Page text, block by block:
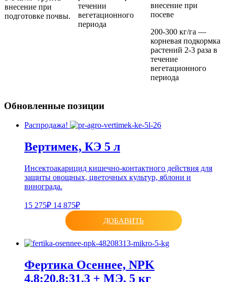
внесение при
подготовке почвы.
течении
вегетационного
периода
внесение при
посеве
200-300 кг/га —
корневая подкормка
растений 2-3 раза в
течение
вегетационного
периода
Обновленные позиции
Распродажа!
Вертимек, КЭ 5 л
Инсектоакарицид кишечно-контактного действия для
защиты овощных, цветочных культур, яблони и
винограда.
15 275₽ 14 875₽
ДОБАВИТЬ
Фертика Осеннее, NPK
4.8:20.8:31.3 + МЭ, 5 кг